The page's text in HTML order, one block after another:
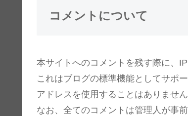
コメントについて
本サイトへのコメントを残す際に、
これはブログの標準機能としてサポ
アドレスを使用することはありません
なお、全てのコメントは管理人が事